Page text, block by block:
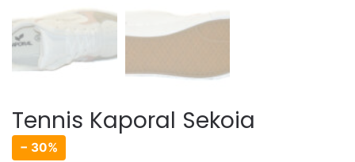
Tennis Kaporal Sekoia
− 30%